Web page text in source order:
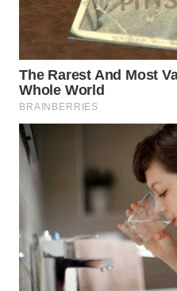
WAHANA
WAHANA
TV
WAHANANEWS
WAHANANEWS
WAHANANEWS
NET